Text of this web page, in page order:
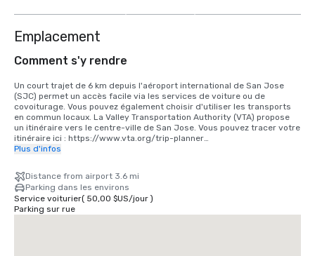
Emplacement
Comment s'y rendre
Un court trajet de 6 km depuis l'aéroport international de San Jose
(SJC) permet un accès facile via les services de voiture ou de
covoiturage. Vous pouvez également choisir d'utiliser les transports
en commun locaux. La Valley Transportation Authority (VTA) propose
un itinéraire vers le centre-ville de San Jose. Vous pouvez tracer votre
itinéraire ici : https://www.vta.org/trip-planner
meilleure option est de faire les 40 minutes de route vers le sud ou
d'utiliser un service de covoiturage. Vous pouvez également utiliser le
train via BART et Caltrain. https://www.bart.gov et
https://www.caltrain.com
Plus d'infos
Distance from airport 3.6 mi
Parking dans les environs
Service voiturier( 50,00 $US/jour)
Parking sur rue